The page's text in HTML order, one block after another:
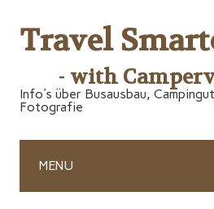
Travel
- with
Info's über Busausbau,
Fotografie
MENU